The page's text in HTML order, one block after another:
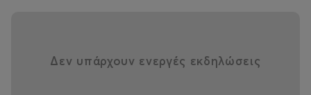
Δεν υπάρχουν ενεργές εκδηλώσεις